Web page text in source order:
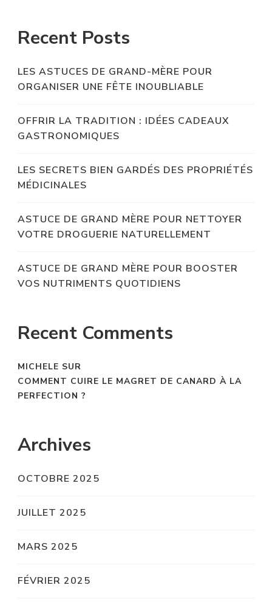
Recent Posts
LES ASTUCES DE GRAND-MÈRE POUR
ORGANISER UNE FÊTE INOUBLIABLE
OFFRIR LA TRADITION : IDÉES CADEAUX
GASTRONOMIQUES
LES SECRETS BIEN GARDÉS DES PROPRIÉTÉS
MÉDICINALES
ASTUCE DE GRAND MÈRE POUR NETTOYER
VOTRE DROGUERIE NATURELLEMENT
ASTUCE DE GRAND MÈRE POUR BOOSTER
VOS NUTRIMENTS QUOTIDIENS
Recent Comments
MICHELE SUR
COMMENT CUIRE LE MAGRET DE CANARD À LA
PERFECTION ?
Archives
OCTOBRE 2025
JUILLET 2025
MARS 2025
FÉVRIER 2025